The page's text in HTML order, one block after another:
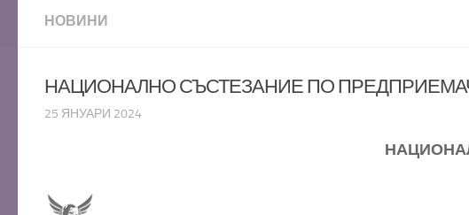
НОВИНИ
НАЦИОНАЛНО СЪСТЕЗАНИЕ ПО
25 ЯНУАРИ 2024